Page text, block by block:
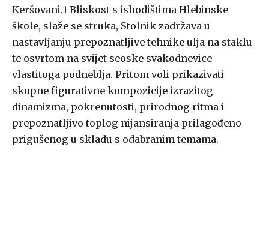
Keršovani.1 Bliskost s ishodištima Hlebinske
škole, slaže se struka, Stolnik zadržava u
nastavljanju prepoznatljive tehnike ulja na staklu
te osvrtom na svijet seoske svakodnevice
vlastitoga podneblja. Pritom voli prikazivati
skupne figurativne kompozicije izrazitog
dinamizma, pokrenutosti, prirodnog ritma i
prepoznatljivo toplog nijansiranja prilagođeno
prigušenog u skladu s odabranim temama.